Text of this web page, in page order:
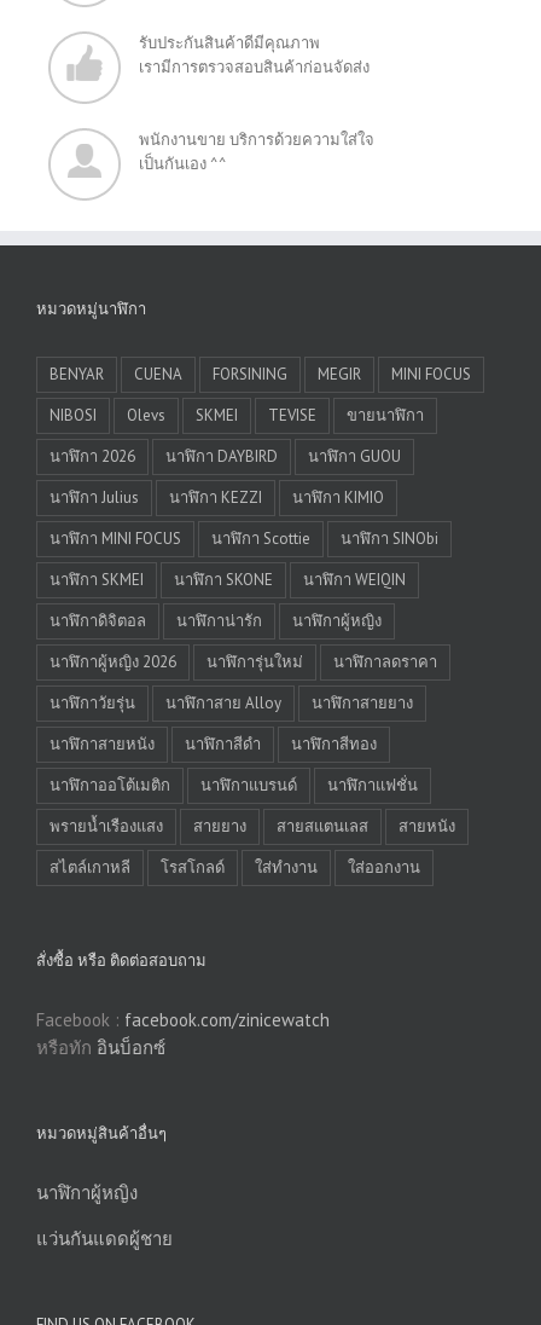
รับประกันสินค้าดีมีคุณภาพ
เรามีการตรวจสอบสินค้าก่อนจัดส่ง
พนักงานขาย บริการด้วยความใส่ใจ
เป็นกันเอง ^^
หมวดหมู่นาฬิกา
BENYAR CUENA FORSINING MEGIR
MINI FOCUS
NIBOSI
Olevs SKMEI TEVISE
ขายนาฬิกา
นาฬิกา 2026
นาฬิกา DAYBIRD
นาฬิกา GUOU
นาฬิกา Julius
นาฬิกา KEZZI
นาฬิกา KIMIO
นาฬิกา MINI FOCUS
นาฬิกา Scottie
นาฬิกา SINObi
นาฬิกา SKMEI
นาฬิกา SKONE
นาฬิกา WEIQIN
นาฬิกาดิจิตอล
นาฬิกาน่ารัก
นาฬิกาผู้หญิง
นาฬิกาผู้หญิง 2026
นาฬิการุ่นใหม่
นาฬิกาลดราคา
นาฬิกาวัยรุ่น
นาฬิกาสาย Alloy
นาฬิกาสายยาง
นาฬิกาสายหนัง
นาฬิกาสีดำ
นาฬิกาสีทอง
นาฬิกาออโต้เมติก
นาฬิกาแบรนด์
นาฬิกาแฟชั่น
พรายน้ำเรืองแสง
สายยาง สายสแตนเลส
สายหนัง
สไตล์เกาหลี
โรสโกลด์ ใส่ทำงาน ใส่ออกงาน
สั่งซื้อ หรือ ติดต่อสอบถาม
Facebook : facebook.com/zinicewatch
หรือทัก อินบ็อกซ์
หมวดหมู่สินค้าอื่นๆ
นาฬิกาผู้หญิง
แว่นกันแดดผู้ชาย